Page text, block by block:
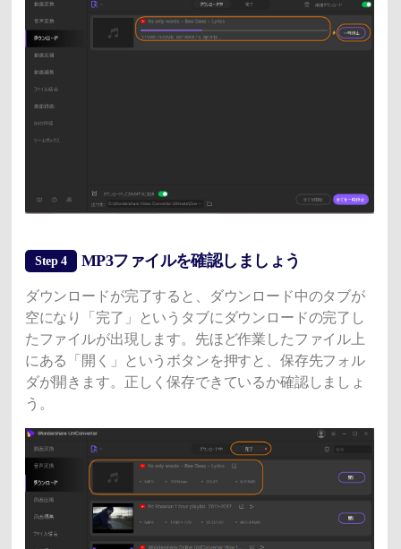
Step 4 MP3ファイルを確認しましょう
ダウンロードが完了すると、ダウンロード中のタブが
空になり「完了」というタブにダウンロードの完了し
たファイルが出現します。先ほど作業したファイル上
にある「開く」というボタンを押すと、保存先フォル
ダが開きます。正しく保存できているか確認しましょ
う。